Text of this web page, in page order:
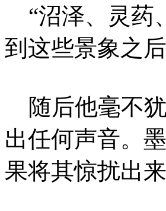
“沼泽、灵药
到这些景象之
随后他毫不
出任何声音。
果将其惊扰出